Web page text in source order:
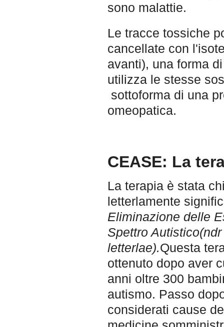
sono malattie.
Le tracce tossiche
cancellate con
avanti), una forma
utilizza le stesse
sottoforma di una
omeopatica.
CEASE: La
La terapia è stata
letterlamente
Eliminazione delle
Spettro
letterlae).Questa
ottenuto dopo aver
anni oltre 300
autismo. Passo
considerati cause